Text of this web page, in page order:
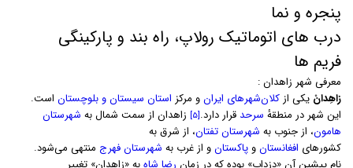
پنجره و نما
درب های اتوماتیک رولاپ، راه بند و پارکینگی
فریم ها
معرفی شهر زاهدان :
زاهِدانْ یکی ازکلان‌شهرهای ایرانو مرکز استان سیستان و بلوچستان است.
این شهر در منطقهٔ سرحد قرار دارد.[۵] زاهدان از سمت شمال به شهرستان
هامون، از جنوب به شهرستان تفتان، از شرق به
کشورهای افغانستانوپاکستانو از غرب به شهرستان فهرج منتهی می‌شود.